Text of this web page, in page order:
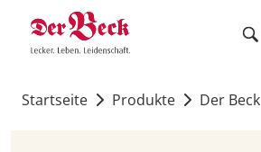
Startseite Produkte Der Beck